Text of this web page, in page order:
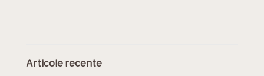
Articole recente